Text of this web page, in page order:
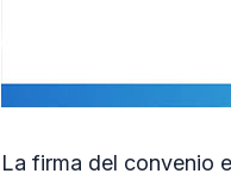
La firma del convenio